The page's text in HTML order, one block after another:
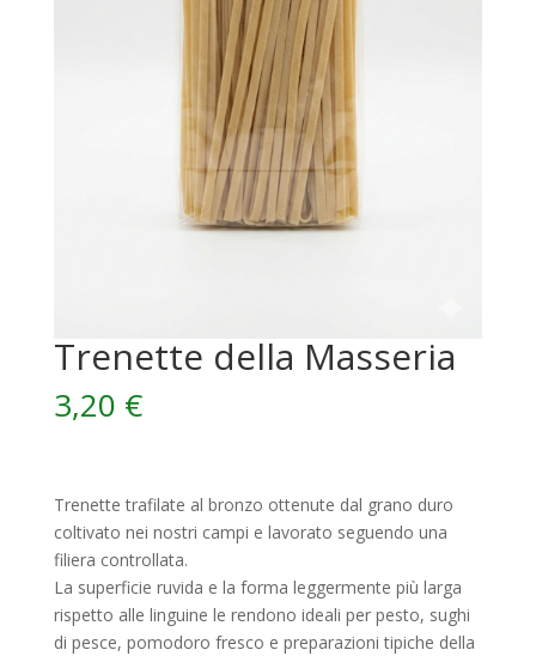
Trenette della Masseria
3,20 €
Trenette trafilate al bronzo ottenute dal grano duro
coltivato nei nostri campi e lavorato seguendo una
filiera controllata.
La superficie ruvida e la forma leggermente più larga
rispetto alle linguine le rendono ideali per pesto, sughi
di pesce, pomodoro fresco e preparazioni tipiche della